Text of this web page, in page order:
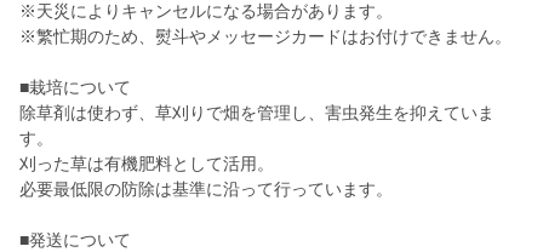
※天災によりキャンセルになる場合があります。
※繁忙期のため、熨斗やメッセージカードはお付けできません。
■栽培について
除草剤は使わず、草刈りで畑を管理し、害虫発生を抑えていま
す。
刈った草は有機肥料として活用。
必要最低限の防除は基準に沿って行っています。
■発送について